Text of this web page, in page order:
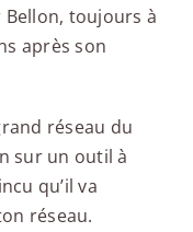
Bellon, toujours à
après son
réseau du
sur un outil à
qu’il va
réseau.